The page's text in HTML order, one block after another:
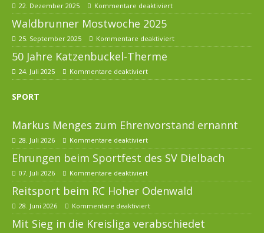
22. Dezember 2025 Kommentare deaktiviert
Waldbrunner Mostwoche 2025
25. September 2025 Kommentare deaktiviert
50 Jahre Katzenbuckel-Therme
24. Juli 2025 Kommentare deaktiviert
SPORT
Markus Menges zum Ehrenvorstand ernannt
28. Juli 2026 Kommentare deaktiviert
Ehrungen beim Sportfest des SV Dielbach
07. Juli 2026 Kommentare deaktiviert
Reitsport beim RC Hoher Odenwald
28. Juni 2026 Kommentare deaktiviert
Mit Sieg in die Kreisliga verabschiedet